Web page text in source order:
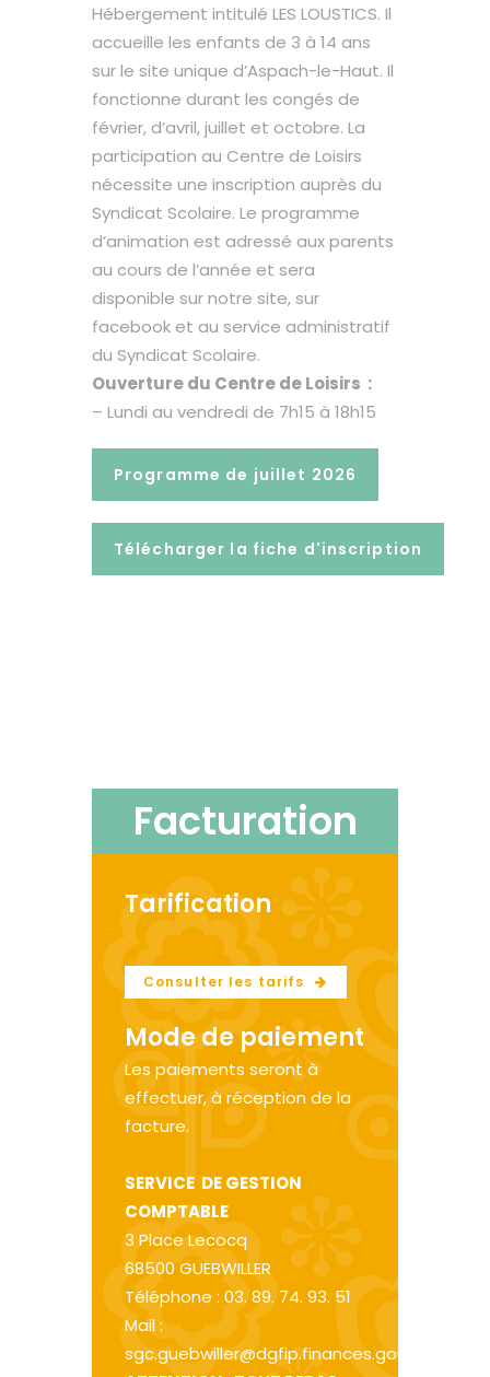
Hébergement intitulé LES LOUSTICS. Il
accueille les enfants de 3 à 14 ans
sur le site unique d’Aspach-le-Haut. Il
fonctionne durant les congés de
février, d’avril, juillet et octobre. La
participation au Centre de Loisirs
nécessite une inscription auprès du
Syndicat Scolaire. Le programme
d’animation est adressé aux parents
au cours de l’année et sera
disponible sur notre site, sur
facebook et au service administratif
du Syndicat Scolaire.
Ouverture du Centre de Loisirs :
– Lundi au vendredi de 7h15 à 18h15
Programme de juillet 2026
Télécharger la fiche d'inscription
Facturation
Tarification
Consulter les tarifs
Mode de paiement
Les paiements seront à
effectuer, à réception de la
facture.
SERVICE DE GESTION
COMPTABLE
3 Place Lecocq
68500 GUEBWILLER
Téléphone : 03. 89. 74. 93. 51
Mail :
sgc.guebwiller@dgfip.finances.gouv.fr